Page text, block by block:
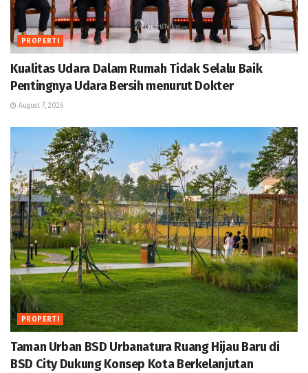
PROPERTI
Kualitas Udara Dalam Rumah Tidak Selalu Baik
Pentingnya Udara Bersih menurut Dokter
August 7, 2026
PROPERTI
Taman Urban BSD Urbanatura Ruang Hijau Baru di
BSD City Dukung Konsep Kota Berkelanjutan